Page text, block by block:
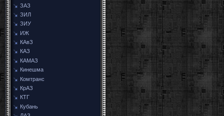
ЗАЗ
ЗИЛ
ЗИУ
ИЖ
КАвЗ
КАЗ
КАМАЗ
Кинешма
Комтранс
КрАЗ
КТГ
Кубань